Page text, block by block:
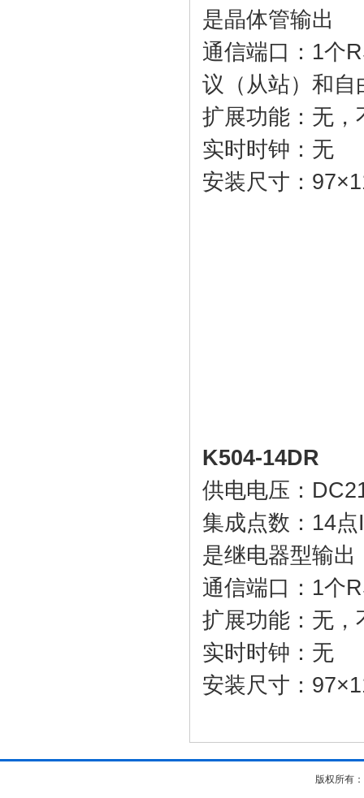
是晶体管输出
通信端口：1个
议（从站）和自
扩展功能：无，
实时时钟：无
安装尺寸：
K504-14DR
供电电压：
集成点数：14
是继电器型输出
通信端口：1个
扩展功能：无，
实时时钟：无
安装尺寸：
版权所有